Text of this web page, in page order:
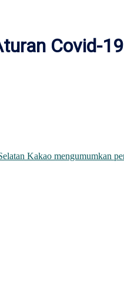
Covid-19